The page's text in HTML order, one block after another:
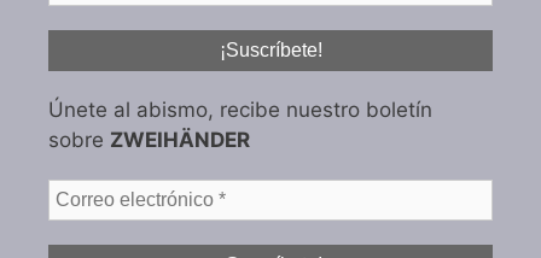
Únete al abismo, recibe nuestro boletín
sobre ZWEIHÄNDER